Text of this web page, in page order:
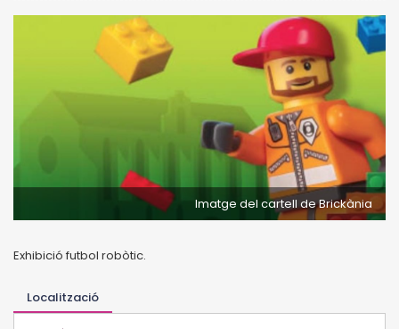
Imatge del cartell de Brickània
Exhibició futbol robòtic.
Localització